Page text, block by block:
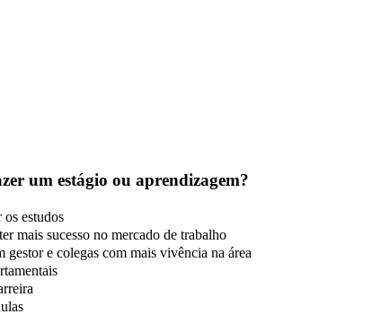
um estágio ou aprendizagem?
estudos
mais sucesso no mercado de trabalho
e colegas com mais vivência na área